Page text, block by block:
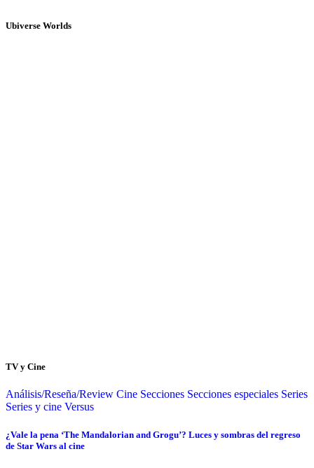
Ubiverse Worlds
TV y Cine
Análisis/Reseña/Review Cine Secciones Secciones especiales Series
Series y cine Versus
¿Vale la pena ‘The Mandalorian and Grogu’? Luces y sombras del regreso
de Star Wars al cine